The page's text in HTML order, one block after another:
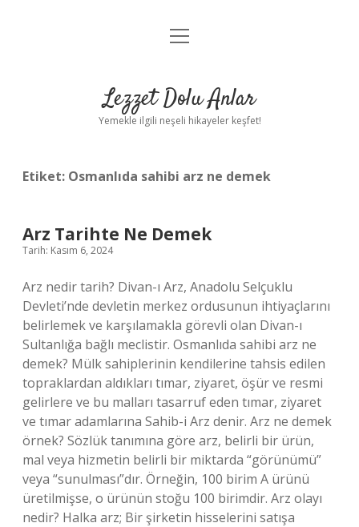
Anasayfa
Yasal Uyarı
menüyü
Lezzet Dolu Anlar
Yemekle ilgili neşeli hikayeler keşfet!
Etiket: Osmanlıda sahibi arz ne demek
Arz Tarihte Ne Demek
Tarih: Kasım 6, 2024
Arz nedir tarih? Divan-ı Arz, Anadolu Selçuklu
Devleti’nde devletin merkez ordusunun ihtiyaçlarını
belirlemek ve karşılamakla görevli olan Divan-ı
Sultanlığa bağlı meclistir. Osmanlıda sahibi arz ne
demek? Mülk sahiplerinin kendilerine tahsis edilen
topraklardan aldıkları tımar, ziyaret, öşür ve resmi
gelirlere ve bu malları tasarruf eden tımar, ziyaret
ve tımar adamlarına Sahib-i Arz denir. Arz ne demek
örnek? Sözlük tanımına göre arz, belirli bir ürün,
mal veya hizmetin belirli bir miktarda “görünümü”
veya “sunulması”dır. Örneğin, 100 birim A ürünü
üretilmişse, o ürünün stoğu 100 birimdir. Arz olayı
nedir? Halka arz; Bir şirketin hisselerini satışa